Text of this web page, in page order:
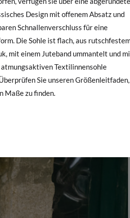
Maße zu finden.
Sie ganz einfach eine kostenlose
zu starten. Wenn Sie als Gast bestellt
sowie die beim Kauf verwendete E-
gesendet.
17,0 17,6 18,2 18,9 19,5
17,7 18,3 18,9 19,6 20,2